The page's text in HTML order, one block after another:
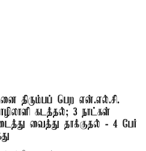
திரும்பப் பெற என்.எல்.சி.
கடத்தல்; 3 நாட்கள்
வைத்து தாக்குதல் - 4 பேர்